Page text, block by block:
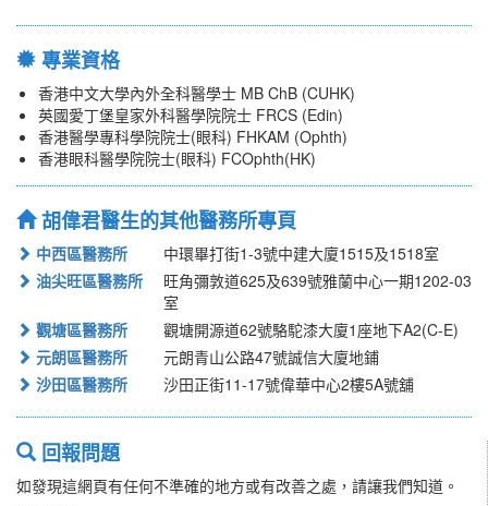
專業資格
香港中文大學內外全科醫學士 MB ChB (CUHK)
英國愛丁堡皇家外科醫學院院士 FRCS (Edin)
香港醫學專科學院院士(眼科) FHKAM (Ophth)
香港眼科醫學院院士(眼科) FCOphth(HK)
胡偉君醫生的其他醫務所專頁
中西區醫務所
中環畢打街1-3號中建大廈1515及1518室
油尖旺區醫務所
旺角彌敦道625及639號雅蘭中心一期1202-03
室
觀塘區醫務所
觀塘開源道62號駱駝漆大廈1座地下A2(C-E)
元朗區醫務所
元朗青山公路47號誠信大廈地鋪
沙田區醫務所
沙田正街11-17號偉華中心2樓5A號舖
回報問題
如發現這網頁有任何不準確的地方或有改善之處，請讓我們知道。